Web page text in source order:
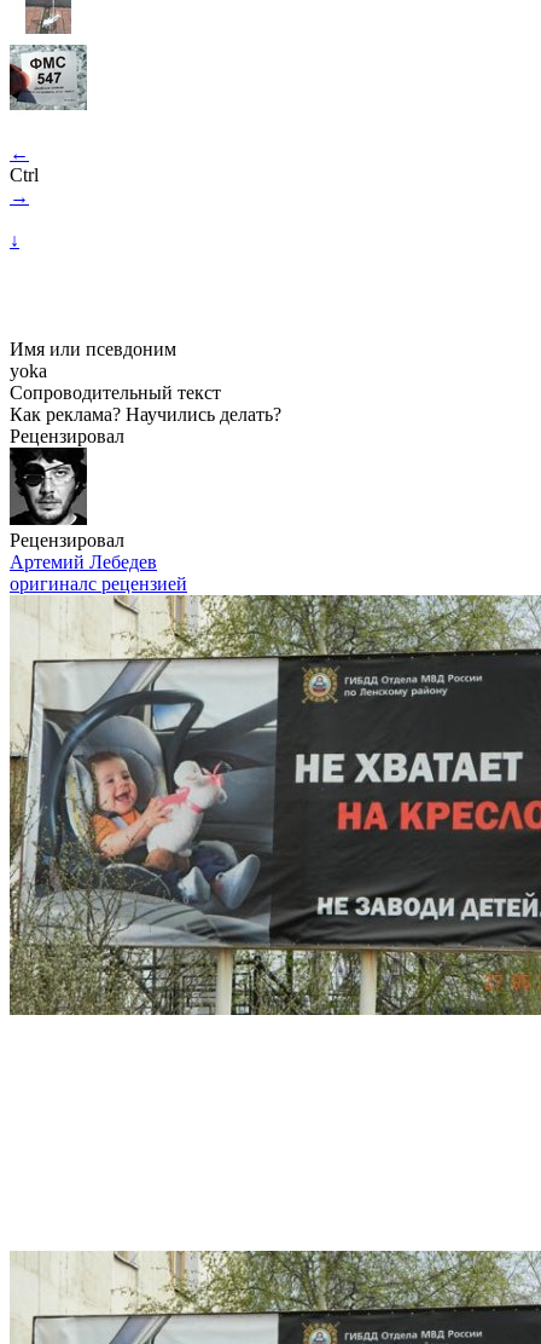
←
Ctrl
→
↓
Имя или псевдоним
yoka
Сопроводительный текст
Как реклама? Научились делать?
Рецензировал
Рецензировал
Артемий Лебедев
оригиналс рецензией